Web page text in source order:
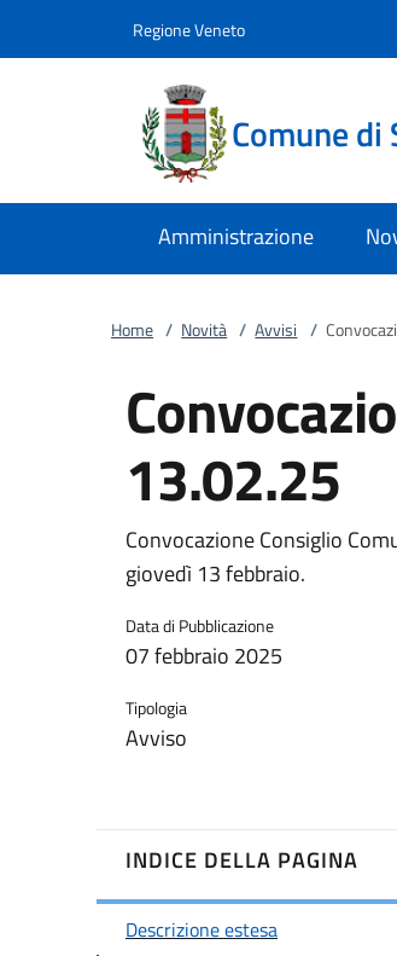
Regione Veneto
Comune di
Amministrazione
Home / Novità / Avvisi /
13.02.25
Convocazione Consiglio
giovedì 13 febbraio.
Data di Pubblicazione
07 febbraio 2025
Tipologia
Avviso
INDICE DELLA PAGINA
Descrizione estesa